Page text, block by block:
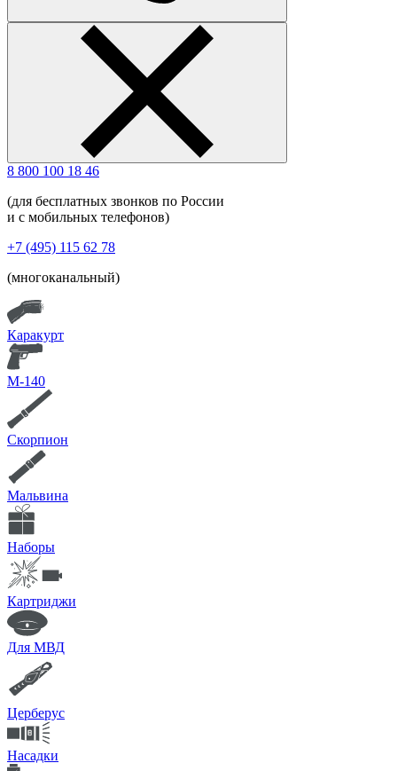
8 800 100 18 46
(для бесплатных звонков по России
и с мобильных телефонов)
+7 (495) 115 62 78
(многоканальный)
Каракурт
М-140
Скорпион
Мальвина
Наборы
Картриджи
Для МВД
Церберус
Насадки